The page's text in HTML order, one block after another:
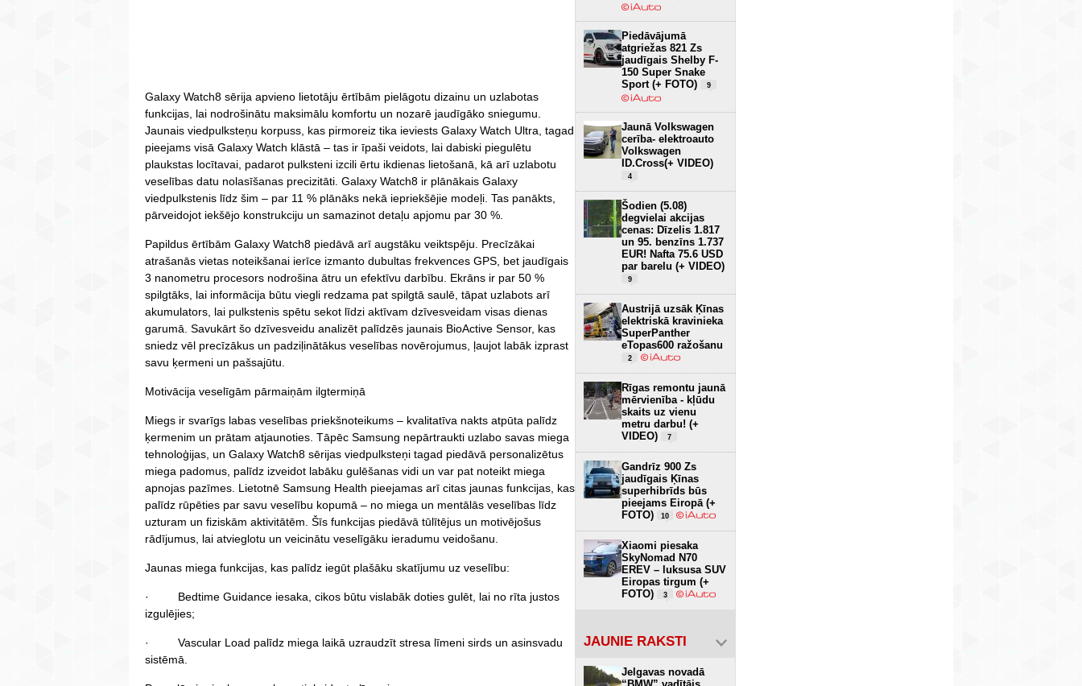
Galaxy Watch8 sērija apvieno lietotāju ērtībām pielāgotu dizainu un uzlabotas
funkcijas, lai nodrošinātu maksimālu komfortu un nozarē jaudīgāko sniegumu.
Jaunais viedpulksteņu korpuss, kas pirmoreiz tika ieviests Galaxy Watch Ultra, tagad
pieejams visā Galaxy Watch klāstā – tas ir īpaši veidots, lai dabiski piegulētu
plaukstas locītavai, padarot pulksteni izcili ērtu ikdienas lietošanā, kā arī uzlabotu
veselības datu nolasīšanas precizitāti. Galaxy Watch8 ir plānākais Galaxy
viedpulkstenis līdz šim – par 11 % plānāks nekā iepriekšējie modeļi. Tas panākts,
pārveidojot iekšējo konstrukciju un samazinot detaļu apjomu par 30 %.
Papildus ērtībām Galaxy Watch8 piedāvā arī augstāku veiktspēju. Precīzākai
atrašanās vietas noteikšanai ierīce izmanto dubultas frekvences GPS, bet jaudīgais
3 nanometru procesors nodrošina ātru un efektīvu darbību. Ekrāns ir par 50 %
spilgtāks, lai informācija būtu viegli redzama pat spilgtā saulē, tāpat uzlabots arī
akumulators, lai pulkstenis spētu sekot līdzi aktīvam dzīvesveidam visas dienas
garumā. Savukārt šo dzīvesveidu analizēt palīdzēs jaunais BioActive Sensor, kas
sniedz vēl precīzākus un padziļinātākus veselības novērojumus, ļaujot labāk izprast
savu ķermeni un pašsajūtu.
Motivācija veselīgām pārmaiņām ilgtermiņā
Miegs ir svarīgs labas veselības priekšnoteikums – kvalitatīva nakts atpūta palīdz
ķermenim un prātam atjaunoties. Tāpēc Samsung nepārtraukti uzlabo savas miega
tehnoloģijas, un Galaxy Watch8 sērijas viedpulksteņi tagad piedāvā personalizētus
miega padomus, palīdz izveidot labāku gulēšanas vidi un var pat noteikt miega
apnojas pazīmes. Lietotnē Samsung Health pieejamas arī citas jaunas funkcijas, kas
palīdz rūpēties par savu veselību kopumā – no miega un mentālās veselības līdz
uzturam un fiziskām aktivitātēm. Šīs funkcijas piedāvā tūlītējus un motivējošus
rādījumus, lai atvieglotu un veicinātu veselīgāku ieradumu veidošanu.
Jaunas miega funkcijas, kas palīdz iegūt plašāku skatījumu uz veselību:
· Bedtime Guidance iesaka, cikos būtu vislabāk doties gulēt, lai no rīta justos
izgulējies;
· Vascular Load palīdz miega laikā uzraudzīt stresa līmeni sirds un asinsvadu
sistēmā.
Piedāvājumā
atgriežas 821 Zs
jaudīgais Shelby F-
150 Super Snake
Sport (+ FOTO)
9
Jaunā Volkswagen
cerība- elektroauto
Volkswagen
ID.Cross(+ VIDEO)
4
Šodien (5.08)
degvielai akcijas
cenas: Dīzelis 1.817
un 95. benzīns 1.737
EUR! Nafta 75.6 USD
par barelu (+ VIDEO)
9
Austrijā uzsāk Ķīnas
elektriskā kravinieka
SuperPanther
eTopas600 ražošanu
2
Rīgas remontu jaunā
mērvienība - kļūdu
skaits uz vienu
metru darbu! (+
VIDEO)
7
Gandrīz 900 Zs
jaudīgais Ķīnas
superhibrīds būs
pieejams Eiropā (+
FOTO)
10
Xiaomi piesaka
SkyNomad N70
EREV – luksusa SUV
Eiropas tirgum (+
FOTO)
3
JAUNIE RAKSTI
Jelgavas novadā